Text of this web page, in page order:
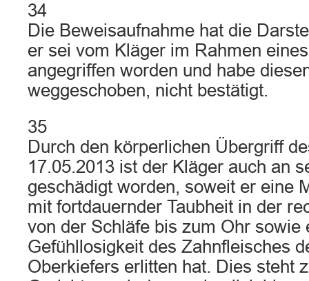
34
Die Beweisaufnahme hat die
er sei vom Kläger im Rahmen
angegriffen worden und habe
weggeschoben, nicht bestätigt.
35
Durch den körperlichen Übergriff
17.05.2013 ist der Kläger auch an
geschädigt worden, soweit er eine
mit fortdauernder Taubheit in der
von der Schläfe bis zum Ohr sowie
Gefühllosigkeit des Zahnfleisches
Oberkiefers erlitten hat. Dies steht